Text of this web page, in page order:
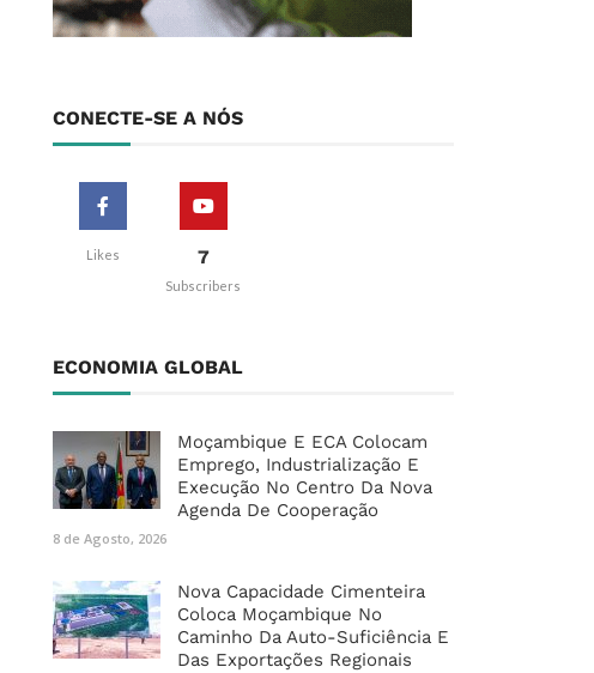
CONECTE-SE A NÓS
Likes 7
Subscribers
ECONOMIA GLOBAL
Moçambique E ECA Colocam
Emprego, Industrialização E
Execução No Centro Da Nova
Agenda De Cooperação
8 de Agosto, 2026
Nova Capacidade Cimenteira
Coloca Moçambique No
Caminho Da Auto-Suficiência E
Das Exportações Regionais